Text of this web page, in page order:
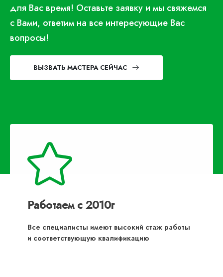
для Вас время! Оставьте заявку и мы свяжемся
с Вами, ответим на все интересующие Вас
вопросы!
ВЫЗВАТЬ МАСТЕРА СЕЙЧАС
Работаем с 2010г
Все специалисты имеют высокий стаж работы
и соответствующую квалификацию